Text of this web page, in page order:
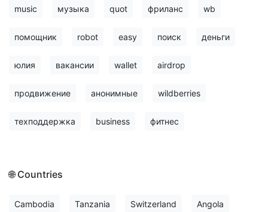
music музыка quot фриланс wb
помощник robot easy поиск деньги
юлия вакансии wallet airdrop
продвижение анонимные wildberries
техподдержка business фитнес
🌐 Countries
Cambodia Tanzania Switzerland Angola